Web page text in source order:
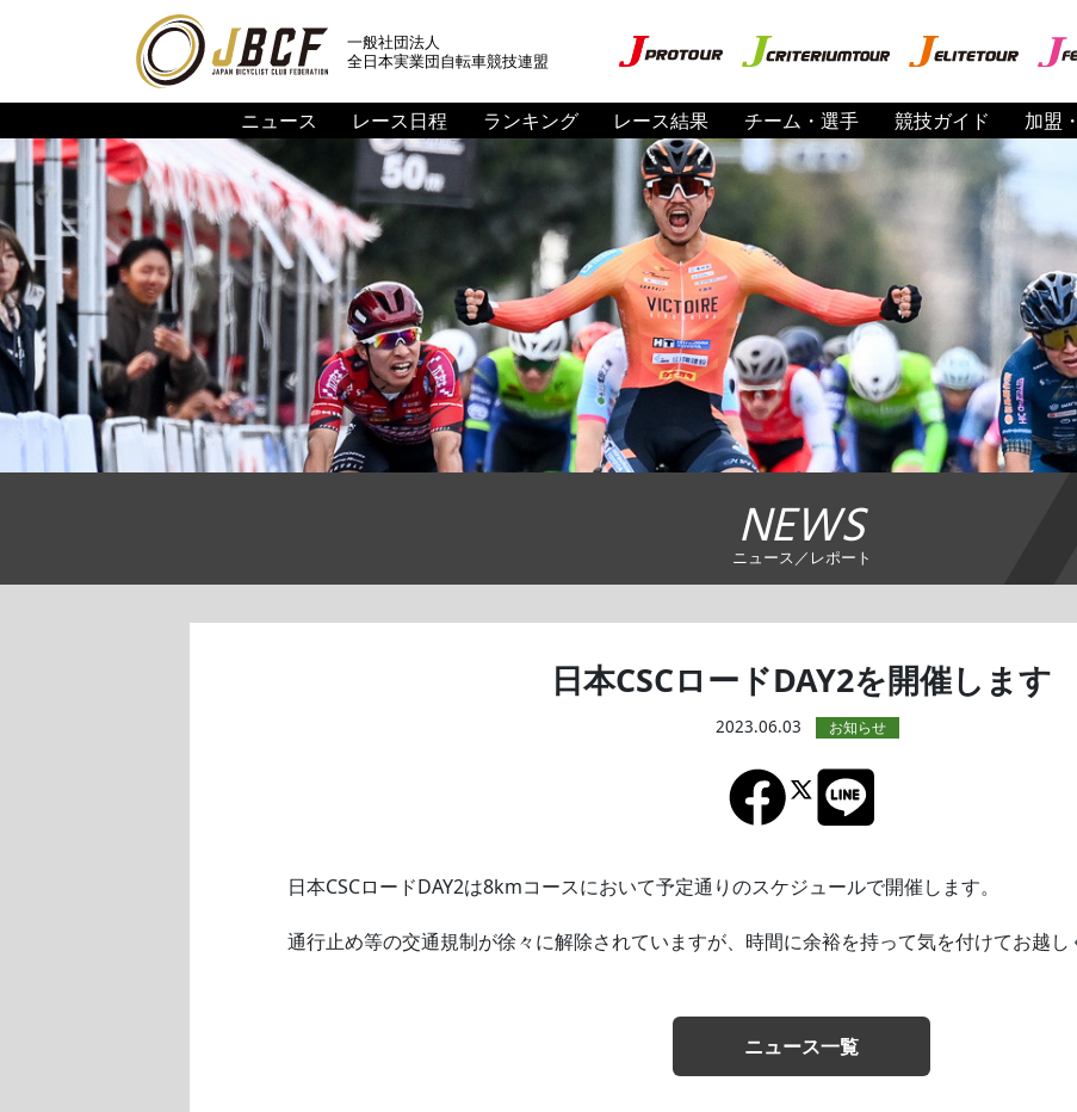
一般社団法人
全日本実業団自転車競技連盟
ニュース レース日程 ランキング レース結果 チーム・選手 競技ガイド 加盟
NEWS
ニュース／レポート
日本CSCロードDAY2を開催します
2023.06.03
日本CSCロードDAY2は8kmコースにおいて予定通りのスケジュールで開催します。
通行止め等の交通規制が徐々に解除されていますが、時間に余裕を持って気を付けてお越し
ニュース一覧